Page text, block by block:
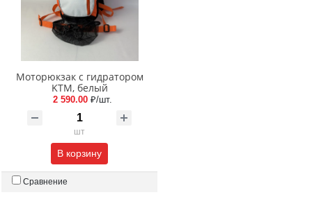
Моторюкзак с гидратором
KTM, белый
2 590.00 ₽/шт.
шт
В корзину
Сравнение